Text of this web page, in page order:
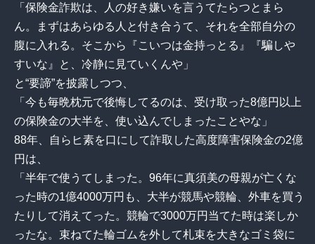
「保険金詐欺は、人の好き嫌いを言うてたらつとまら
ん。まずはあらゆる人と付き合うて、それを全部自分の
腹に入れる。そこから『こいつは金持っとる』『騙しや
すいな』と、冷静に見ていくんや」
と“要諦”を披露しつつ、
「今も毎晩枕元で後悔してるのは、受け取った8億円以上
の保険金の大半を、使い込んでしまったことやな」
88年、自らヒ素を口にして詐取した高度障害保険金の2億
円は、
「半年で使うてしまった。96年に真須美の母親が亡くな
った時の1億4000万円も、大半が競馬や競輪、外車を買う
たりして消えてった。競輪で3000万円当てた時は楽しか
ったな。束ねてた輪ゴムを外して札束を大きなゴミ袋に